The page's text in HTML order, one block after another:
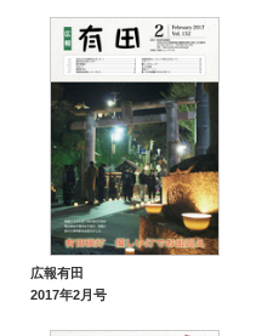
広報有田
2017年2月号